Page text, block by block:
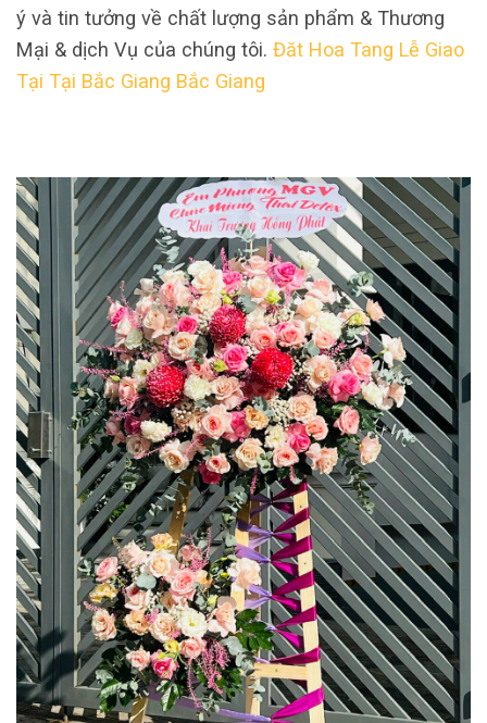
ý và tin tưởng về chất lượng sản phẩm & Thương
Mại & dịch Vụ của chúng tôi. Đăt Hoa Tang Lễ Giao
Tại Tại Bắc Giang Bắc Giang